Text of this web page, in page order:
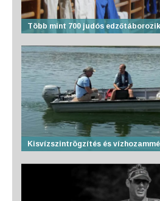
Több mint 700 judós
Kisvízszintrögzítés és